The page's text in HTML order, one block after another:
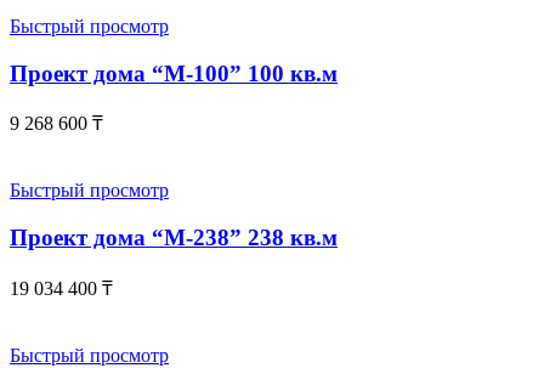
Быстрый просмотр
Проект дома “М-100” 100 кв.м
9 268 600 ₸
Быстрый просмотр
Проект дома “М-238” 238 кв.м
19 034 400 ₸
Быстрый просмотр